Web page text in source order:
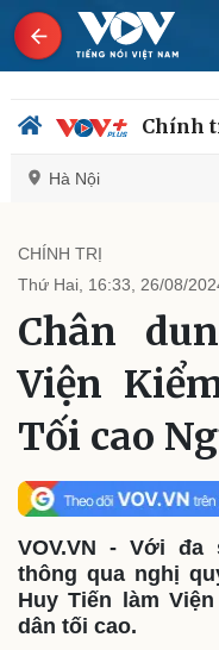
Chính
Hà Nội
Chính trị
Đảng
Tổ chức nhân sự
Quốc hội
Nhận diện sự thật
Thế giới
CHÍNH TRỊ
Thứ Hai, 16:33, 26/08/
Chân
Viện
Tối cao
VOV.VN - Với
thông qua nghị
Huy Tiến làm
dân tối cao.